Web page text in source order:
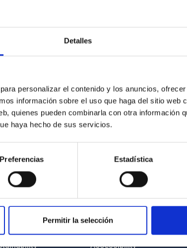
Detalles
personalizar el contenido y los anuncios,
información sobre el uso que haga del sitio web
quienes pueden combinarla con otra información
haya hecho de sus servicios.
Preferencias Estadística
Permitir la selección
IAC PORTAL
Sitemap
Accessibility